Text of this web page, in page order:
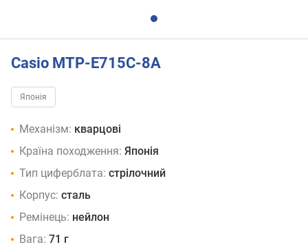
Casio MTP-E715C-8A
Японія
Механізм: кварцові
Країна походження: Японія
Тип циферблата: стрілочний
Корпус: сталь
Ремінець: нейлон
Вага: 71 г